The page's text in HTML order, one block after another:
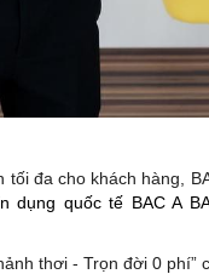
đa cho khách hàng,
dụng quốc tế BAC A
thơi - Trọn đời 0 phí”